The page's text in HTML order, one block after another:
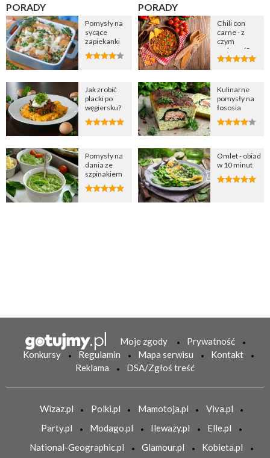
PORADY
Pomysły na
sycące
zapiekanki
Jak zrobić
placki po
węgiersku?
Pomysły na
dania ze
szpinakiem
PORADY
Chili con
carne - z
czym
podawać?
Kulinarne
pomysły na
łososia
Omlet - obiad
w 10 minut
Moje zgody
Prywatność
Konkursy
Regulamin Mapa serwisu
Kontakt
Reklama
DSA/Zgłoś treść
Wizaz.pl Polki.pl Mamotoja.pl
Viva.pl
Party.pl
Modago.pl Ilewazy.pl
Elle.pl
National-Geographic.pl
Glamour.pl Kobieta.pl